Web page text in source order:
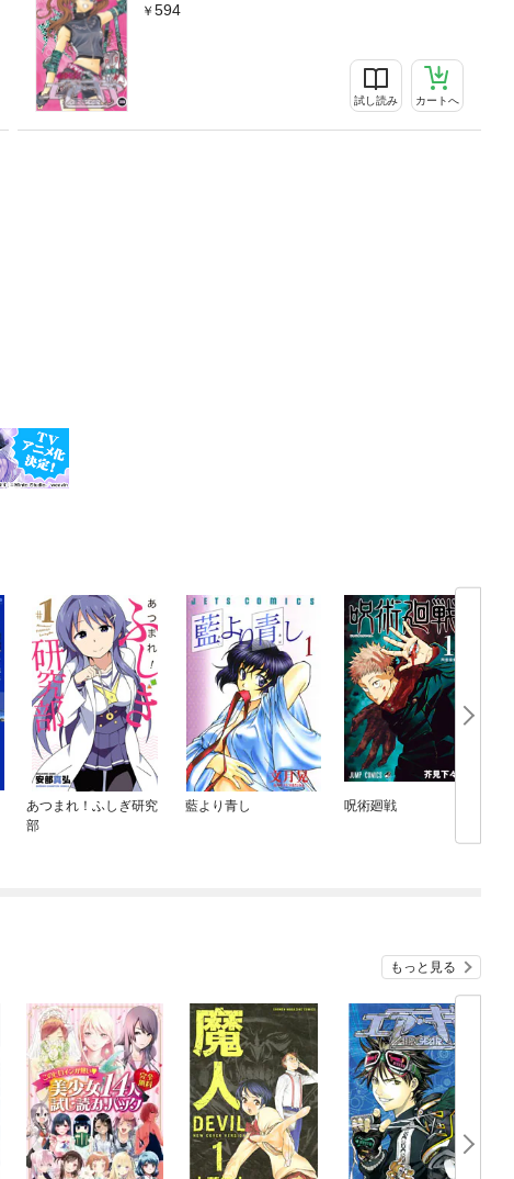
594
試し読み カートへ
あつまれ！ふしぎ研究
部
藍より青し 呪術廻戦
もっと見る